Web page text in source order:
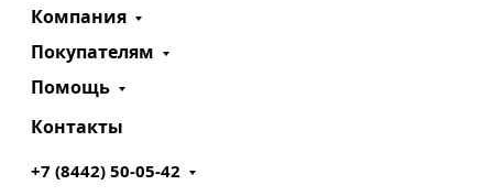
Компания
Покупателям
Помощь
Контакты
+7 (8442) 50-05-42